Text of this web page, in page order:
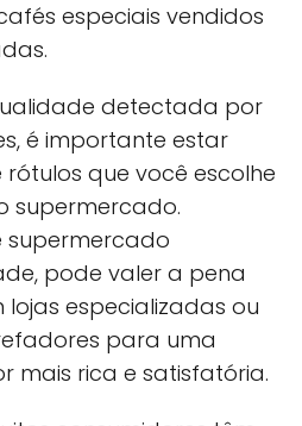
especiais vendidos
detectada por
é importante estar
que você escolhe
supermercado.
supermercado
pode valer a pena
especializadas ou
para uma
mais rica e satisfatória.